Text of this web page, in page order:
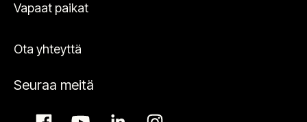
Vapaat paikat
Ota yhteyttä
Seuraa meitä